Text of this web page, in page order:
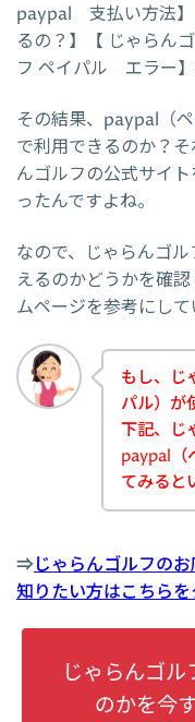
paypal 支払い方法
るの？】【 じゃらん
フ ペイパル エラー】
その結果、paypal（
で利用できるのか？
んゴルフの公式サイ
ったんですよね。
なので、じゃらんゴ
えるのかどうかを確
ムページを参考にして
もし、じ
パル）が
下記、じ
paypal（
てみると
⇒じゃらんゴルフの
知りたい方はこちらを
じゃらんゴ
のかを今